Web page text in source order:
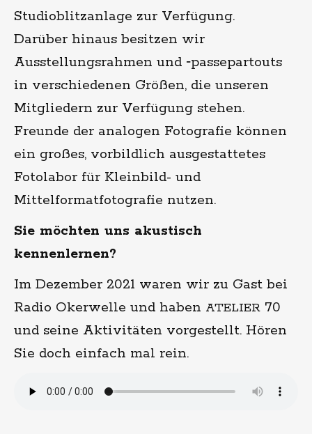
Studioblitzanlage zur Verfügung.
Darüber hinaus besitzen wir
Ausstellungsrahmen und ‑passepartouts
in verschiedenen Größen, die unseren
Mitgliedern zur Verfügung stehen.
Freunde der analogen Fotografie können
ein großes, vorbildlich ausgestattetes
Fotolabor für Kleinbild- und
Mittelformatfotografie nutzen.
Sie möchten uns akustisch
kennenlernen?
Im Dezember 2021 waren wir zu Gast bei
Radio Okerwelle und haben ATELIER 70
und seine Aktivitäten vorgestellt. Hören
Sie doch einfach mal rein.